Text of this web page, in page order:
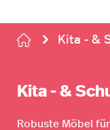
Kita - &
Kita - &
Robuste Möbel